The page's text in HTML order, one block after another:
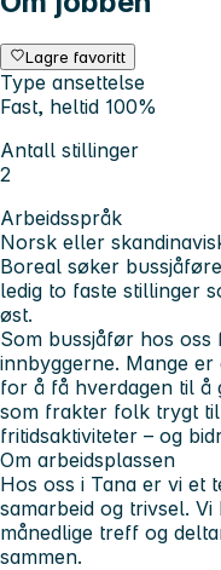
Lagre favoritt
Type ansettelse
Fast, heltid 100%
Antall stillinger
2
Arbeidsspråk
Norsk eller
Boreal søker
ledig to faste stillinger
øst.
Som bussjåfør hos
innbyggerne. Mange
for å få hverdagen til
som frakter folk trygt
fritidsaktiviteter – og
Om arbeidsplassen
Hos oss i Tana er vi et
samarbeid og trivsel.
månedlige treff og
sammen.